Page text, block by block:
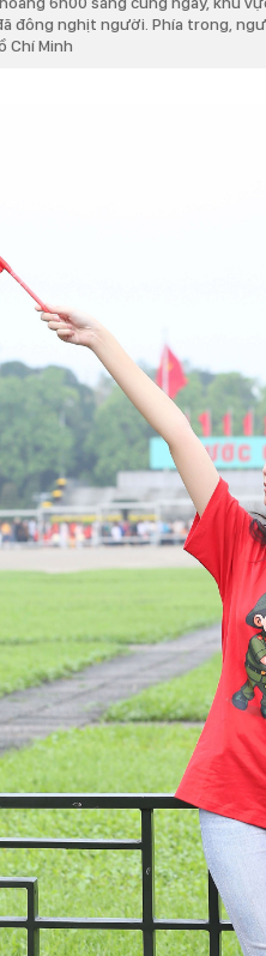
đông nghịt người. Phía trong,
Chí Minh